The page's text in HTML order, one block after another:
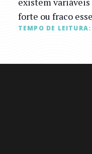
forte ou fraco
TEMPO DE LEITURA: